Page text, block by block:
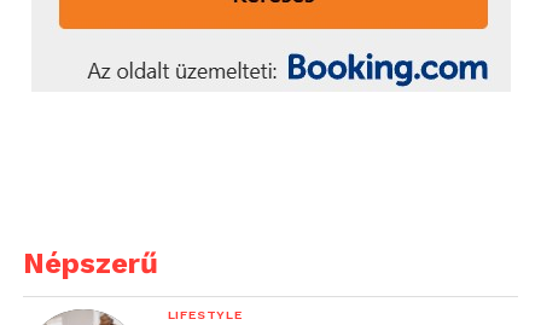
Népszerű
LIFESTYLE